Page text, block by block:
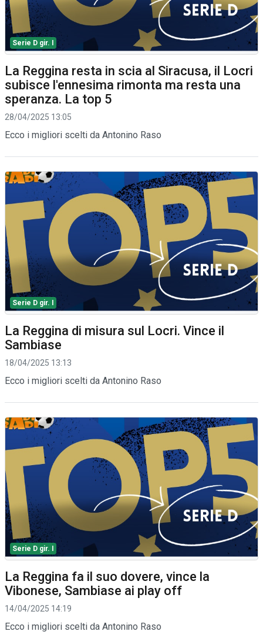
Serie D gir. I
La Reggina resta in scia al Siracusa, il Locri
subisce l'ennesima rimonta ma resta una
speranza. La top 5
28/04/2025 13:05
Ecco i migliori scelti da Antonino Raso
Serie D gir. I
La Reggina di misura sul Locri. Vince il
Sambiase
18/04/2025 13:13
Ecco i migliori scelti da Antonino Raso
Serie D gir. I
La Reggina fa il suo dovere, vince la
Vibonese, Sambiase ai play off
14/04/2025 14:19
Ecco i migliori scelti da Antonino Raso